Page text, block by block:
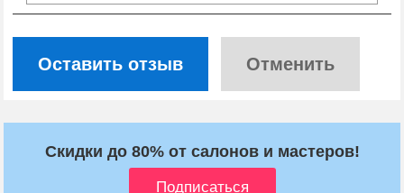
Оставить отзыв Отменить
Скидки до 80% от салонов и мастеров!